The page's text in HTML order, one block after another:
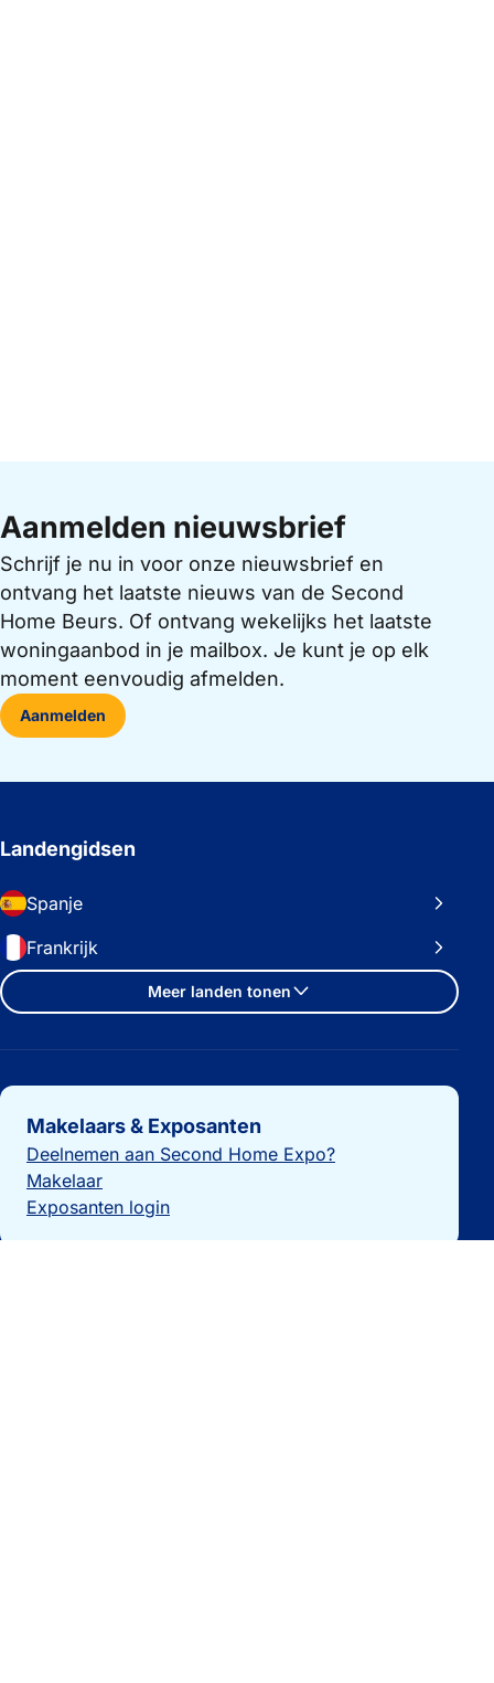
Aanmelden nieuwsbrief
Schrijf je nu in voor onze nieuwsbrief en
ontvang het laatste nieuws van de Second
Home Beurs. Of ontvang wekelijks het laatste
woningaanbod in je mailbox. Je kunt je op elk
moment eenvoudig afmelden.
Aanmelden
Landengidsen
Spanje
Frankrijk
Meer landen tonen
Belangrijke links
Makelaars & Exposanten
Deelnemen aan Second Home Expo?
Makelaar
Exposanten login